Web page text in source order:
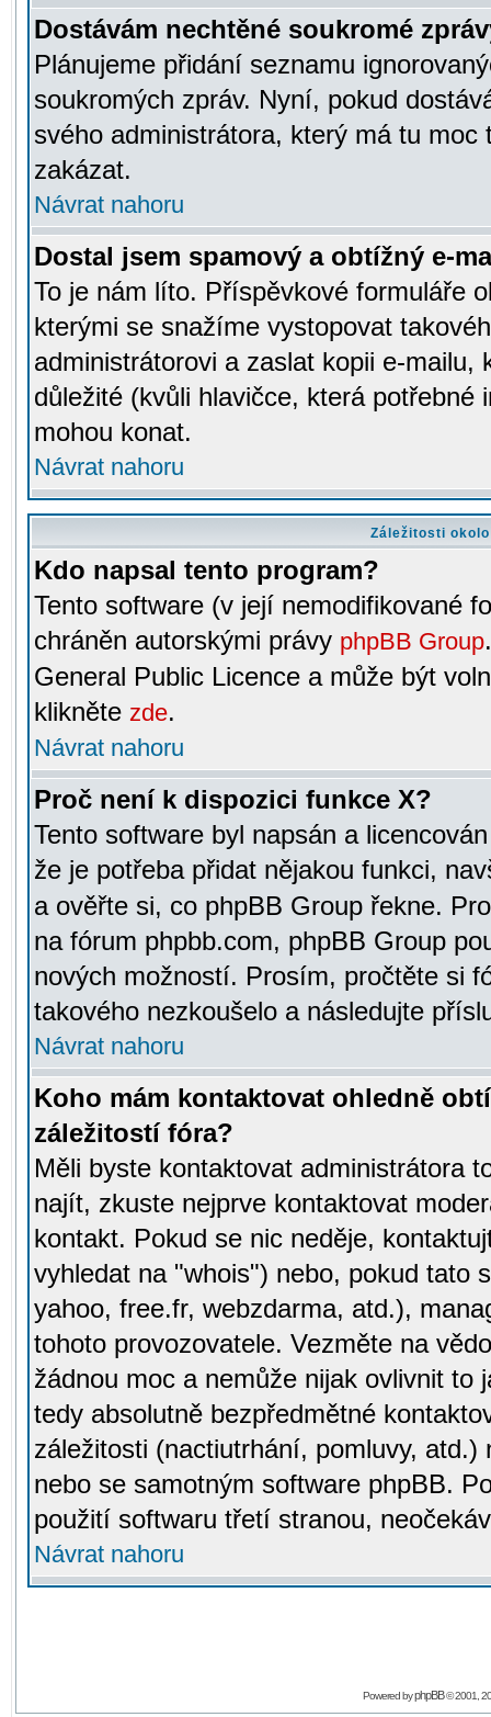
Dostávám nechtěné soukromé
Plánujeme přidání seznamu
soukromých zpráv. Nyní, pokud
svého administrátora, který má tu
zakázat.
Návrat nahoru
Dostal jsem spamový a obtížný e-
To je nám líto. Příspěvkové formuláře
kterými se snažíme vystopovat
administrátorovi a zaslat kopii e-mailu,
důležité (kvůli hlavičce, která potřebné
mohou konat.
Návrat nahoru
Záležitosti
Kdo napsal tento program?
Tento software (v její nemodifikované
chráněn autorskými právy phpBB Group
General Public Licence a může být
klikněte zde.
Návrat nahoru
Proč není k dispozici funkce X?
Tento software byl napsán a
že je potřeba přidat nějakou funkci,
a ověřte si, co phpBB Group řekne.
na fórum phpbb.com, phpBB Group
nových možností. Prosím, pročtěte si
takového nezkoušelo a následujte
Návrat nahoru
Koho mám kontaktovat ohledně
záležitostí fóra?
Měli byste kontaktovat administrátora
najít, zkuste nejprve kontaktovat
kontakt. Pokud se nic neděje,
vyhledat na "whois") nebo, pokud tato
yahoo, free.fr, webzdarma, atd.),
tohoto provozovatele. Vezměte na
žádnou moc a nemůže nijak ovlivnit to
tedy absolutně bezpředmětné
záležitosti (nactiutrhání, pomluvy,
nebo se samotným software phpBB.
použití softwaru třetí stranou,
Návrat nahoru
Powered byphpBB© 2001,